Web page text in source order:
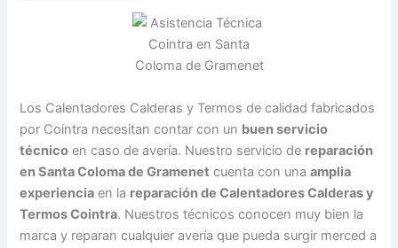
Los Calentadores Calderas y Termos de calidad fabricados
por Cointra necesitan contar con un buen servicio
técnico en caso de avería. Nuestro servicio de reparación
en Santa Coloma de Gramenet cuenta con unaamplia
experiencia en la reparación de Calentadores Calderas y
Termos Cointra. Nuestros técnicos conocen muy bien la
marca y reparan cualquier avería que pueda surgir merced a